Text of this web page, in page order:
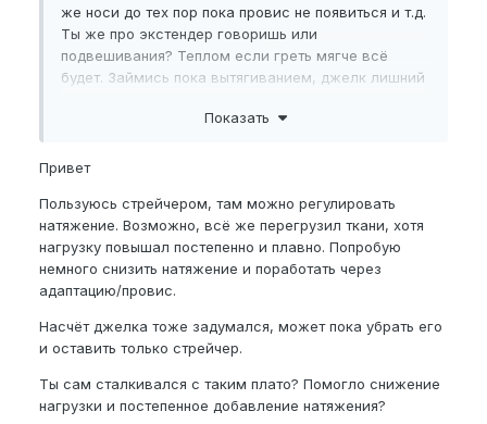
У кого было похожее плато? Что помогло снова
сдвинуть прогресс — изменение времени
ношения, нагрузки или что-то ещё?
же носи до тех пор пока провис не появиться и т.д.
Ты же про экстендер говоришь или
подвешивания? Теплом если греть мягче всё
будет. Займись пока вытягиванием, джелк лишний
Показать
Привет
Пользуюсь стрейчером, там можно регулировать
натяжение. Возможно, всё же перегрузил ткани, хотя
нагрузку повышал постепенно и плавно. Попробую
немного снизить натяжение и поработать через
адаптацию/провис.
Насчёт джелка тоже задумался, может пока убрать его
и оставить только стрейчер.
Ты сам сталкивался с таким плато? Помогло снижение
нагрузки и постепенное добавление натяжения?